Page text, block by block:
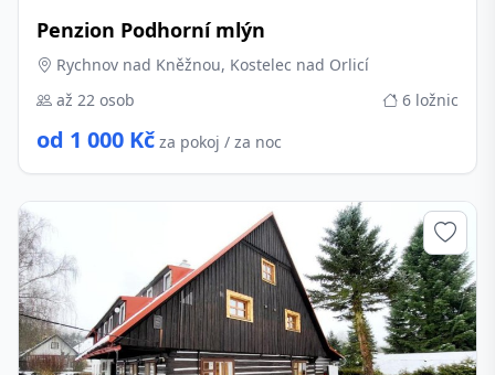
Penzion Podhorní mlýn
Rychnov nad Kněžnou, Kostelec nad Orlicí
až 22 osob
6 ložnic
od 1 000 Kč za pokoj / za noc